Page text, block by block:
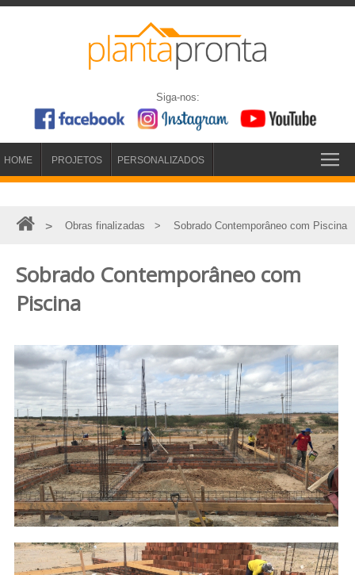
Siga-nos:
HOME PROJETOS PERSONALIZADOS
> Obras finalizadas > Sobrado Contemporâneo com Piscina
Sobrado Contemporâneo com
Piscina